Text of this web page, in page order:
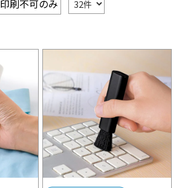
印刷不可のみ